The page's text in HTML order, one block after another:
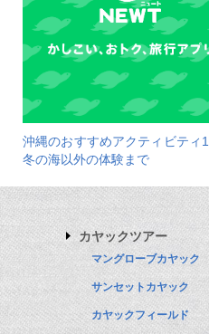
沖縄のおすすめアクティビティ
冬の海以外の体験まで
カヤックツアー
マングローブカヤック
サンセットカヤック
カヤックフィールド